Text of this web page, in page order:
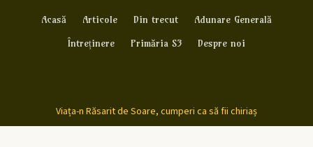
Acasă Articole Din trecut
Adunare Generală
Întreținere
Primăria S3 Despre noi
Viața-n Răsarit de Soare, cumperi ca să fii chiriaș